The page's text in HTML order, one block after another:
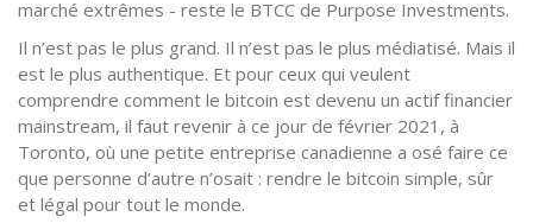
marché extrêmes - reste le BTCC de Purpose Investments.
Il n’est pas le plus grand. Il n’est pas le plus médiatisé. Mais il
est le plus authentique. Et pour ceux qui veulent
comprendre comment le bitcoin est devenu un actif financier
mainstream, il faut revenir à ce jour de février 2021, à
Toronto, où une petite entreprise canadienne a osé faire ce
que personne d’autre n’osait : rendre le bitcoin simple, sûr
et légal pour tout le monde.